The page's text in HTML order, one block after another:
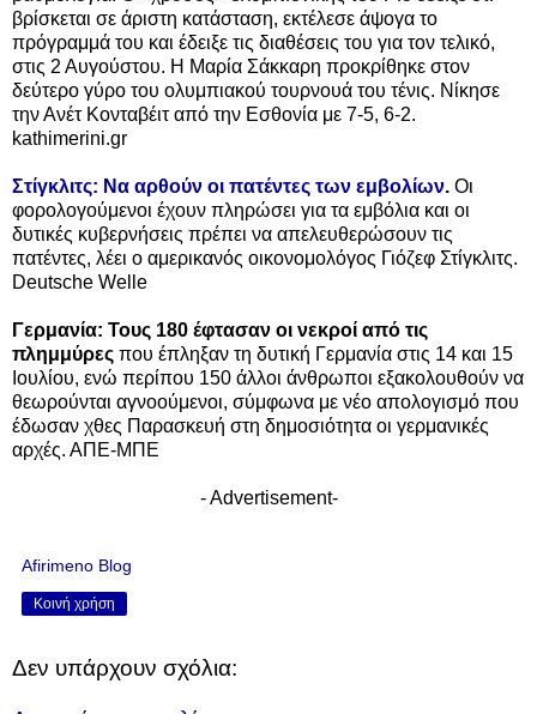
βρίσκεται σε άριστη κατάσταση, εκτέλεσε άψογα το
πρόγραμμά του και έδειξε τις διαθέσεις του για τον τελικό,
στις 2 Αυγούστου. Η Μαρία Σάκκαρη προκρίθηκε στον
δεύτερο γύρο του ολυμπιακού τουρνουά του τένις. Νίκησε
την Ανέτ Κονταβέιτ από την Εσθονία με 7-5, 6-2.
kathimerini.gr
Στίγκλιτς: Να αρθούν οι πατέντες των εμβολίων. Οι
φορολογούμενοι έχουν πληρώσει για τα εμβόλια και οι
δυτικές κυβερνήσεις πρέπει να απελευθερώσουν τις
πατέντες, λέει ο αμερικανός οικονομολόγος Γιόζεφ Στίγκλιτς.
Deutsche Welle
Γερμανία: Τους 180 έφτασαν οι νεκροί από τις
πλημμύρες που έπληξαν τη δυτική Γερμανία στις 14 και 15
Ιουλίου, ενώ περίπου 150 άλλοι άνθρωποι εξακολουθούν να
θεωρούνται αγνοούμενοι, σύμφωνα με νέο απολογισμό που
έδωσαν χθες Παρασκευή στη δημοσιότητα οι γερμανικές
αρχές. ΑΠΕ-ΜΠΕ
- Advertisement-
Afirimeno Blog
Κοινή χρήση
Δεν υπάρχουν σχόλια: